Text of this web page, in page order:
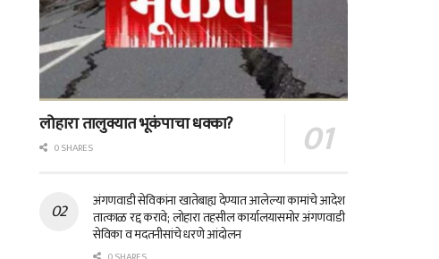
लोहारा तालुक्यात भूकंपाचा धक्का?
0 SHARES
अंगणवाडी सेविकांना खातेबाह्य देण्यात आलेल्या कामांचे आदेश
तात्काळ रद्द करावे; लोहारा तहसील कार्यालयासमोर अंगणवाडी
सेविका व मदतनीसांचे धरणे आंदोलन